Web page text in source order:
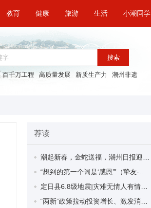
教育 健康 旅游 生活 小潮同学
搜索
百千万工程 高质量发展 新质生产力 潮州非遗
荐读